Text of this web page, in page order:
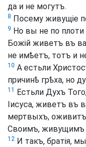
да и не могутъ.
8 Посему живущіе
9 Но вы не по плоти
Божій живетъ въ
не имѣетъ, тотъ и
10 А естьли
причинѣ грѣха, но
11
Естьли Духъ
Іисуса, живетъ въ
мертвыхъ,
Своимъ, живущимъ
12 И такъ, братія,